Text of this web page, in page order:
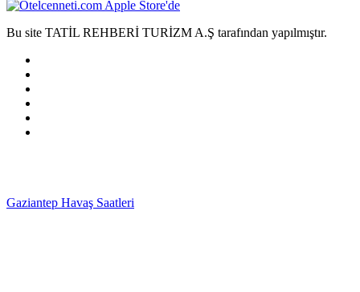
Bu site TATİL REHBERİ TURİZM A.Ş tarafından yapılmıştır.
Gaziantep Havaş Saatleri